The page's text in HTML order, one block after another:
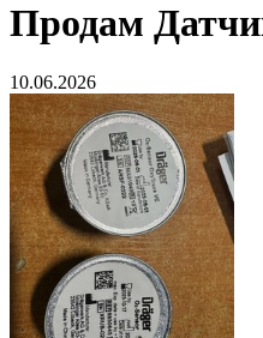
Продам
10.06.2026